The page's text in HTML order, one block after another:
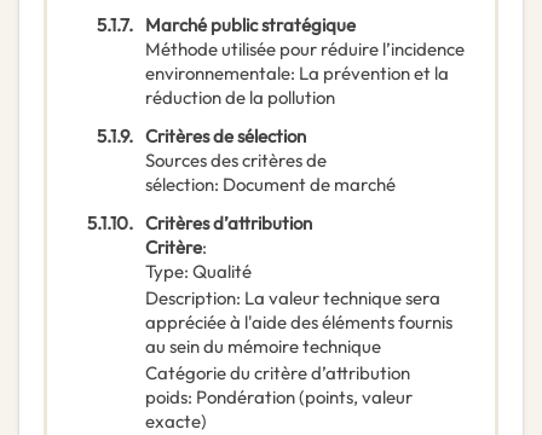
5.1.7. Marché public stratégique
Méthode utilisée pour réduire l’incidence
environnementale: La prévention et la
réduction de la pollution
5.1.9. Critères de sélection
Sources des critères de
sélection: Document de marché
5.1.10. Critères d’attribution
Critère:
Type: Qualité
Description: La valeur technique sera
appréciée à l'aide des éléments fournis
au sein du mémoire technique
Catégorie du critère d’attribution
poids: Pondération (points, valeur
exacte)